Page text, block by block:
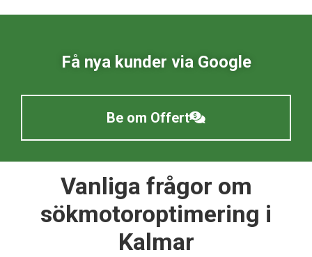
Få nya kunder via Google
Be om Offert
Vanliga frågor om
sökmotoroptimering i
Kalmar